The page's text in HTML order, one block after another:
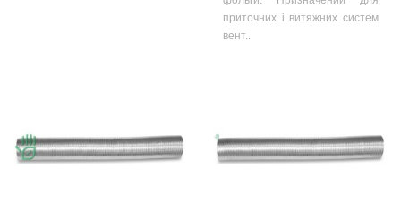
приточних і витяжних систем
вент..